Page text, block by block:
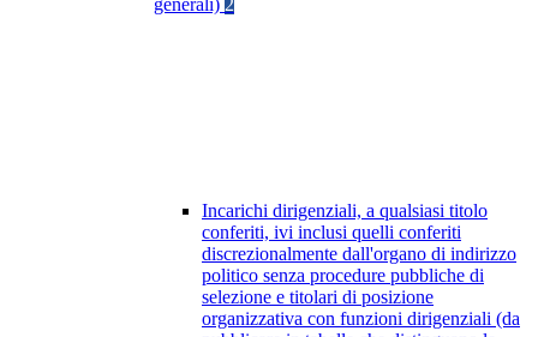
generali) 2
Incarichi dirigenziali, a qualsiasi titolo
conferiti, ivi inclusi quelli conferiti
discrezionalmente dall'organo di indirizzo
politico senza procedure pubbliche di
selezione e titolari di posizione
organizzativa con funzioni dirigenziali (da